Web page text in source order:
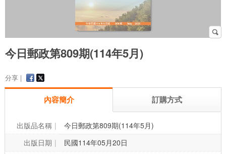
今日郵政第809期(114年5月)
分享 |
內容簡介 訂購方式
出版品名稱
今日郵政第809期(114年5月)
出版日期
民國114年05月20日